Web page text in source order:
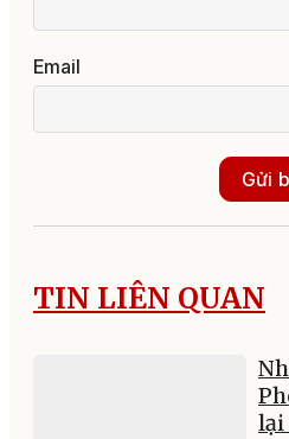
Email
Gửi
TIN LIÊN QUAN
lại